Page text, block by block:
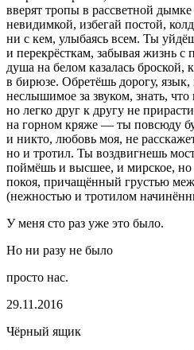
вверят тропы в рассветной
невидимкой, избегай постой,
ни с кем, улыбаясь всем. Ты
и перекрёсткам, забывая жизнь с
душа на белом казалась броской,
в бирюзе. Обретёшь дорогу, язык,
неслышимое за звуком, знать,
но легко друг к другу не
на горном кряже — ты повсюду
и никто, любовь моя, не
но и тротил. Ты воздвигнешь
поймёшь и высшее, и мирское, но
покоя, причащённый грустью
(нежностью и тротилом
У меня сто раз уже это было.
Но ни разу не было
просто нас.
29.11.2016
Чёрный ящик